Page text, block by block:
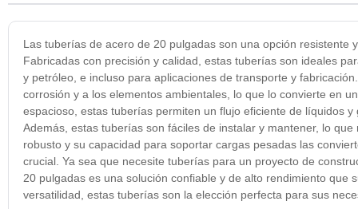
Las tuberías de acero de 20 pulgadas son una opción
Fabricadas con precisión y calidad, estas tuberías son ideales
y petróleo, e incluso para aplicaciones de transporte y
corrosión y a los elementos ambientales, lo que lo convierte en
espacioso, estas tuberías permiten un flujo eficiente de líquidos
Además, estas tuberías son fáciles de instalar y mantener, lo
robusto y su capacidad para soportar cargas pesadas las
crucial. Ya sea que necesite tuberías para un proyecto de
20 pulgadas es una solución confiable y de alto rendimiento
versatilidad, estas tuberías son la elección perfecta para sus